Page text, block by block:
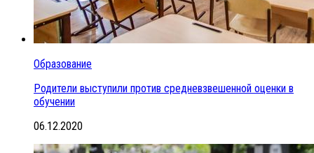
Образование
Родители выступили против средневзвешенной оценки в
обучении
06.12.2020